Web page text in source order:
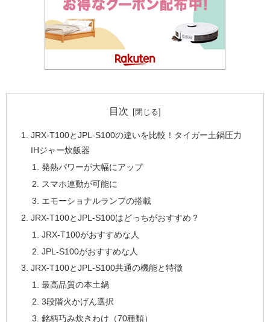
目次
JRX-T100とJPL-S100の違いを比較！タイガー土鍋圧力
IHジャー炊飯器
発熱パワーが大幅にアップ
スマホ連動が可能に
エモーショナルランプの搭載
JRX-T100とJPL-S100はどっちがおすすめ？
JRX-T100がおすすめな人
JPL-S100がおすすめな人
JRX-T100とJPL-S100共通の機能と特徴
最高品質の本土鍋
3段階火かげん選択
銘柄巧み炊きわけ（70種類）